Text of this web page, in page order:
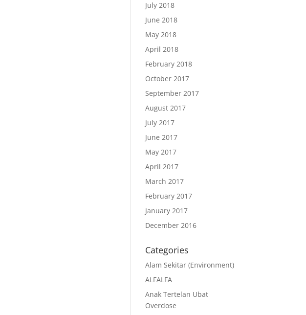
July 2018
June 2018
May 2018
April 2018
February 2018
October 2017
September 2017
August 2017
July 2017
June 2017
May 2017
April 2017
March 2017
February 2017
January 2017
December 2016
Categories
Alam Sekitar (Environment)
ALFALFA
Anak Tertelan Ubat
Overdose